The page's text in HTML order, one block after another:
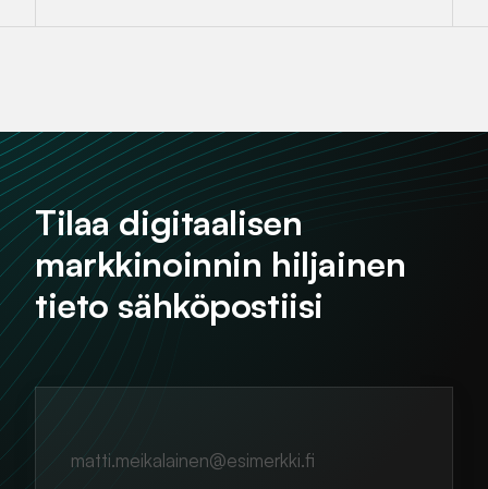
Tilaa digitaalisen
markkinoinnin hiljainen
tieto sähköpostiisi